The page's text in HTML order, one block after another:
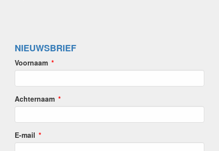
NIEUWSBRIEF
Voornaam
Achternaam
E-mail